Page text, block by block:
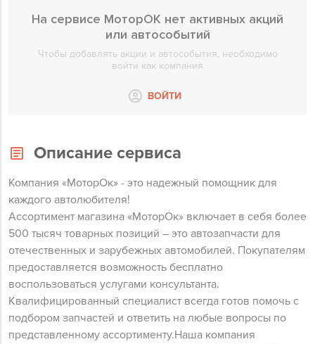
На сервисе МоторОК нет активных акций
или автособытий
Чтобы добавлять акции и автособытия, необходимо
войти как компания
ВОЙТИ
Описание сервиса
Компания «МоторОк» - это надежный помощник для
каждого автолюбителя!
Ассортимент магазина «МоторОк» включает в себя более
500 тысяч товарных позиций – это автозапчасти для
отечественных и зарубежных автомобилей. Покупателям
предоставляется возможность бесплатно
воспользоваться услугами консультанта.
Квалифицированный специалист всегда готов помочь с
подбором запчастей и ответить на любые вопросы по
представленному ассортименту.Наша компания